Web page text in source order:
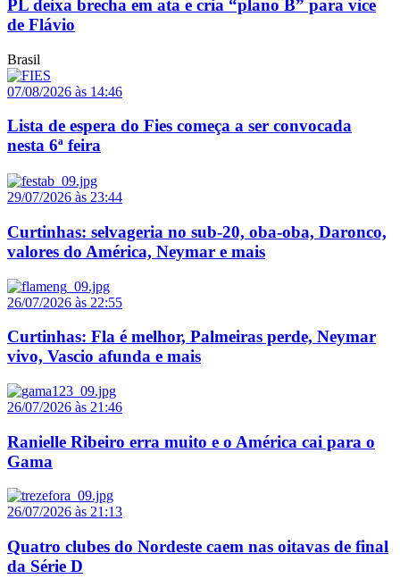
PL deixa brecha em ata e cria “plano B” para vice
de Flávio
Brasil
07/08/2026 às 14:46
Lista de espera do Fies começa a ser convocada
nesta 6ª feira
29/07/2026 às 23:44
Curtinhas: selvageria no sub-20, oba-oba, Daronco,
valores do América, Neymar e mais
26/07/2026 às 22:55
Curtinhas: Fla é melhor, Palmeiras perde, Neymar
vivo, Vascio afunda e mais
26/07/2026 às 21:46
Ranielle Ribeiro erra muito e o América cai para o
Gama
26/07/2026 às 21:13
Quatro clubes do Nordeste caem nas oitavas de final
da Série D